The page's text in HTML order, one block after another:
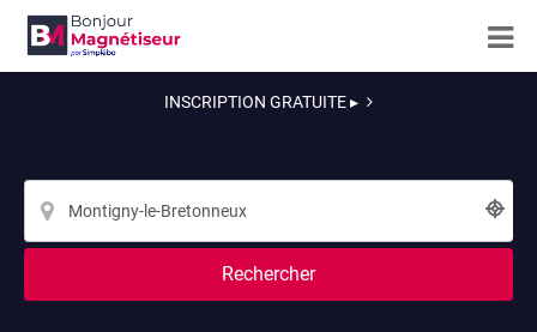
INSCRIPTION GRATUITE ▸
Rechercher